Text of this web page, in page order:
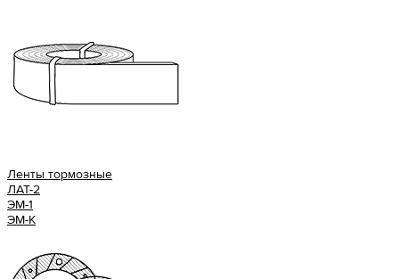
Ленты тормозные
ЛАТ-2
ЭМ-1
ЭМ-К